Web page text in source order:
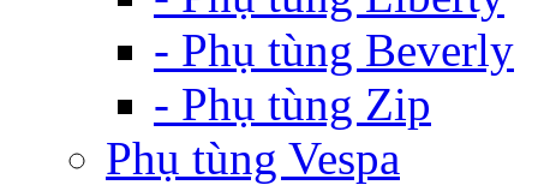
- Phụ tùng Beverly
- Phụ tùng Zip
Phụ tùng Vespa